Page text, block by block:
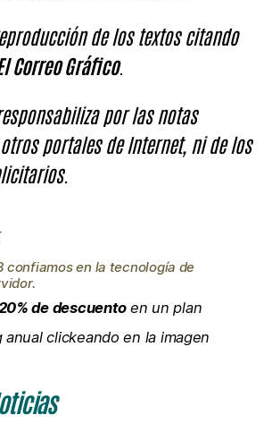
de los textos citando
Correo Gráfico.
por las notas
portales de Internet, ni de los
confiamos en la tecnología de
de descuentoen un plan
clickeando en la imagen